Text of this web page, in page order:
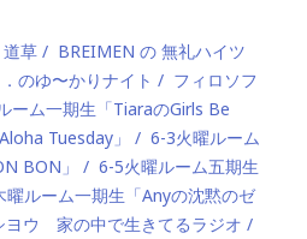
草
BREIMEN の 無礼ハイツ
のゆ〜かりナイト
フィロソフ
ーム一期生「TiaraのGirls Be
Tuesday」
6-3火曜ルーム
BON」
6-5火曜ルーム五期生
曜ルーム一期生「Anyの沈黙のゼ
ヨウ 家の中で生きてるラジオ